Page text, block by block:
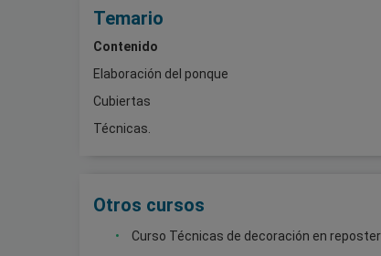
Temario
Contenido
Elaboración del ponque
Cubiertas
Técnicas.
Otros cursos
Curso Técnicas de decoración en